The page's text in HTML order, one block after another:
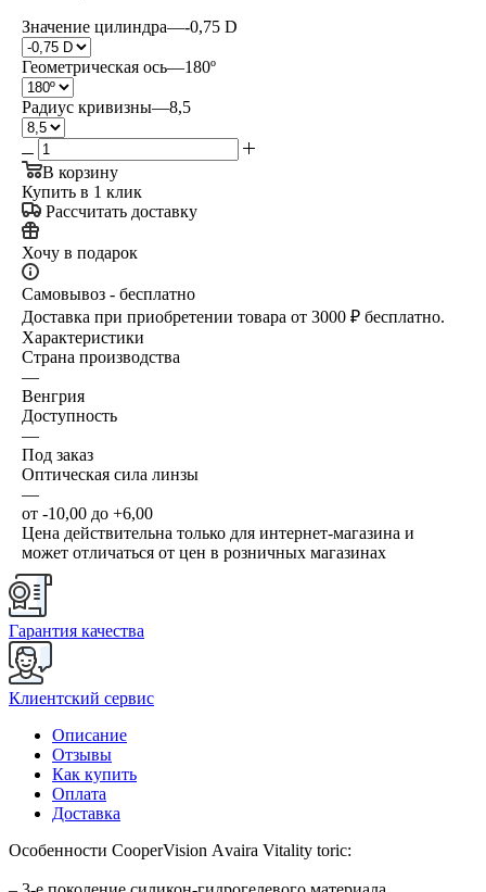
Значение цилиндра—-0,75 D
Геометрическая ось—180º
Радиус кривизны—8,5
В корзину
Купить в 1 клик
Рассчитать доставку
Хочу в подарок
Самовывоз - бесплатно
Доставка при приобретении товара от 3000 ₽ бесплатно.
Характеристики
Страна производства
—
Венгрия
Доступность
—
Под заказ
Оптическая сила линзы
—
от -10,00 до +6,00
Цена действительна только для интернет-магазина и
может отличаться от цен в розничных магазинах
Гарантия качества
Клиентский сервис
Описание
Отзывы
Как купить
Оплата
Доставка
Особенности CooperVision Аvaira Vitality toric: